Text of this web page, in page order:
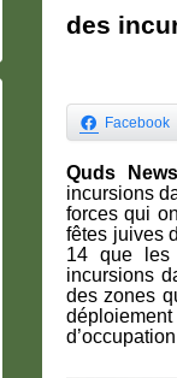
des
Facebook
Quds
incursions
forces qui
fêtes juives
14 que les
incursions
des zones
déploiement